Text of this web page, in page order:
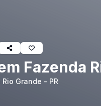
Fazenda
Grande - PR